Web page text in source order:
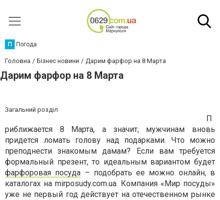
П Погода
Головна Бізнес новини Дарим фарфор на 8 Марта
Дарим фарфор на 8 Марта
Загальний розділ
П
риближается 8 Марта, а значит, мужчинам вновь
придется ломать голову над подарками. Что можно
преподнести знакомым дамам? Если вам требуется
формальный презент, то идеальным вариантом будет
фарфоровая посуда – подобрать ее можно онлайн, в
каталогах на mirposudy.com.ua. Компания «Мир посуды»
уже не первый год действует на отечественном рынке